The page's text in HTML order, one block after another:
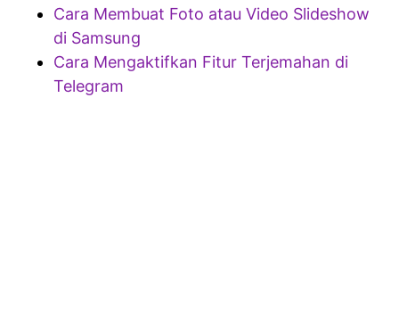
Cara Membuat Foto atau Video Slideshow
di Samsung
Cara Mengaktifkan Fitur Terjemahan di
Telegram